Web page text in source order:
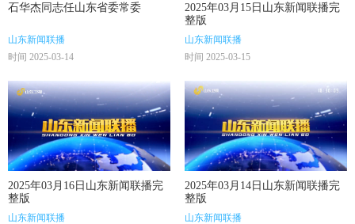
石华杰同志任山东省委常委
山东新闻联播
时间 2025-03-14
2025年03月15日山东新闻联播完
整版
山东新闻联播
时间 2025-03-15
2025年03月16日山东新闻联播完
整版
山东新闻联播
2025年03月14日山东新闻联播完
整版
山东新闻联播